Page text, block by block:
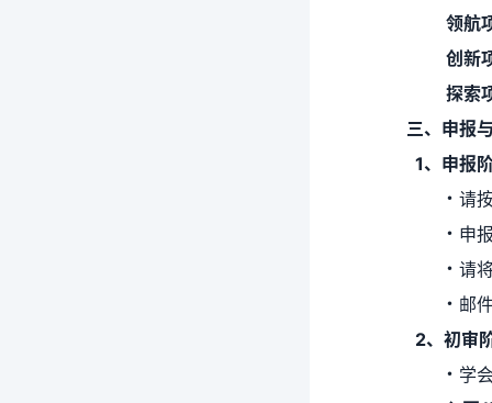
领航
创新
探索
三、申报与
1、申报
･ 请
･ 申
･ 请
･ 邮
2、初审阶
･ 学